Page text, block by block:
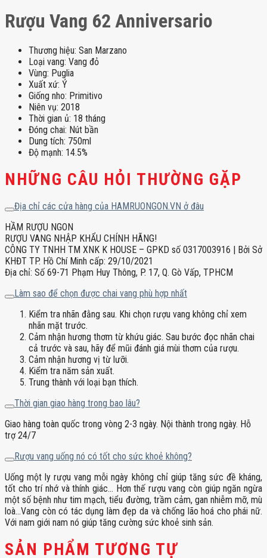
Rượu Vang 62 Anniversario
Thương hiệu: San Marzano
Loại vang: Vang đỏ
Vùng: Puglia
Xuất xứ: Ý
Giống nho: Primitivo
Niên vụ: 2018
Thời gian ủ: 18 tháng
Đóng chai: Nút bần
Dung tích: 750ml
Độ mạnh: 14.5%
NHỮNG CÂU HỎI THƯỜNG GẶP
Địa chỉ các cửa hàng của HAMRUONGON.VN ở đâu
HẦM RƯỢU NGON
RƯỢU VANG NHẬP KHẨU CHÍNH HÃNG!
CÔNG TY TNHH TM XNK K HOUSE – GPKD số 0317003916 | Bởi Sở
KHĐT TP. Hồ Chí Minh cấp: 29/10/2021
Địa chỉ: Số 69-71 Phạm Huy Thông, P. 17, Q. Gò Vấp, TPHCM
Làm sao để chọn được chai vang phù hợp nhất
Kiểm tra nhãn đằng sau. Khi chọn rượu vang không chỉ xem
nhãn mặt trước.
Cảm nhận hương thơm từ khứu giác. Sau bước đọc nhãn chai
cả trước và sau, hãy để mũi đánh giá mùi thơm của rượu.
Cảm nhận hương vị từ lưỡi.
Kiểm tra năm sản xuất.
Trung thành với loại bạn thích.
Thời gian giao hàng trong bao lâu?
Giao hàng toàn quốc trong vòng 2-3 ngày. Nội thành trong ngày. Hỗ
trợ 24/7
Rượu vang uống nó có tốt cho sức khoẻ không?
Uống một ly rượu vang mỗi ngày không chỉ giúp tăng sức đề kháng,
tốt cho trí nhớ và thính giác… Hơn thế rượu vang còn giúp ngăn ngừa
một số bệnh như tim mạch, tiểu đường, trầm cảm, gan nhiễm mỡ, mù
loà…Vang còn có tác dụng làm đẹp da và chống lão hoá cho phái nữ.
Với nam giới nam nó giúp tăng cường sức khoẻ sinh sản.
SẢN PHẨM TƯƠNG TỰ